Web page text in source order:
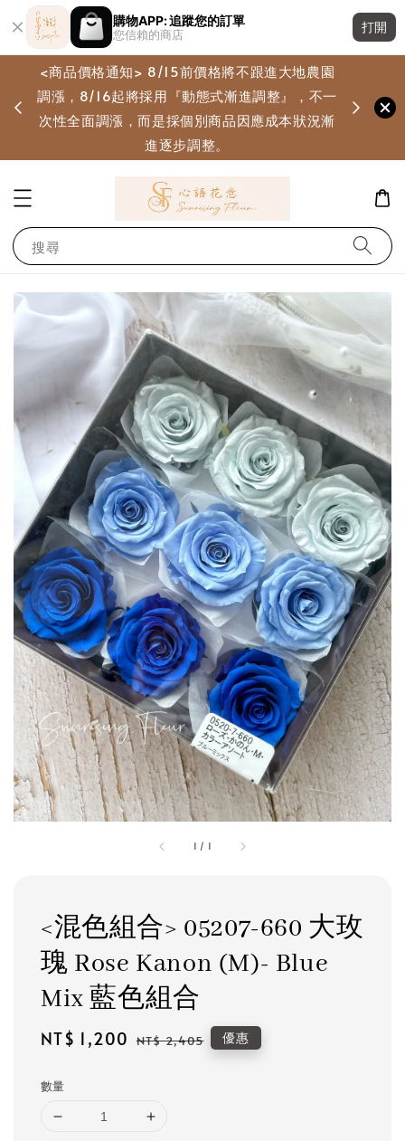
購物APP: 追蹤您的訂單
您信賴的商店
打開
<商品價格通知> 8/15前價格將不跟進大地農園
調漲，8/16起將採用『動態式漸進調整』，不一
次性全面調漲，而是採個別商品因應成本狀況漸
進逐步調整。
搜尋
1 / 1
<混色組合> 05207-660 大玫
瑰 Rose Kanon (M)- Blue
Mix 藍色組合
Sale
NT$ 1,200 Regular
NT$ 2,405 優惠
數量